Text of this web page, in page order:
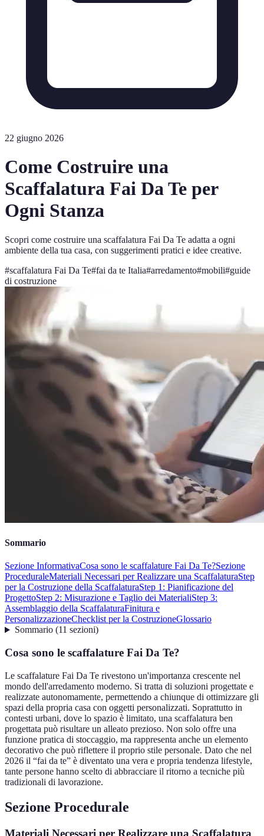
22 giugno 2026
Come Costruire una
Scaffalatura Fai Da Te per
Ogni Stanza
Scopri come costruire una scaffalatura Fai Da Te adatta a ogni
ambiente della tua casa, con suggerimenti pratici e idee creative.
#scaffalatura Fai Da Te#fai da te Italia#arredamento#mobili#guide
di costruzione
Sommario
Sezione InformativaCosa sono le scaffalature Fai Da Te?Sezione
ProceduraleMateriali Necessari per Realizzare una ScaffalaturaStep
per la Costruzione della ScaffalaturaStep 1: Pianificazione del
ProgettoStep 2: Misurazione e Taglio dei MaterialiStep 3:
Assemblaggio della ScaffalaturaFinitura e
PersonalizzazioneChecklist per la CostruzioneGlossario
Sommario(11 sezioni)
Cosa sono le scaffalature Fai Da Te?
Le scaffalature Fai Da Te rivestono un'importanza crescente nel
mondo dell'arredamento moderno. Si tratta di soluzioni progettate e
realizzate autonomamente, permettendo a chiunque di ottimizzare gli
spazi della propria casa con oggetti personalizzati. Soprattutto in
contesti urbani, dove lo spazio è limitato, una scaffalatura ben
progettata può risultare un alleato prezioso. Non solo offre una
funzione pratica di stoccaggio, ma rappresenta anche un elemento
decorativo che può riflettere il proprio stile personale. Dato che nel
2026 il “fai da te” è diventato una vera e propria tendenza lifestyle,
tante persone hanno scelto di abbracciare il ritorno a tecniche più
tradizionali di lavorazione.
Sezione Procedurale
Materiali Necessari per Realizzare una Scaffalatura